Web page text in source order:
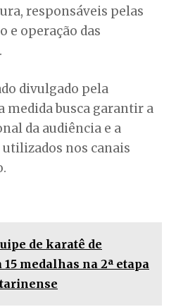
responsáveis pelas
e operação das
divulgado pela
medida busca garantir a
da audiência e a
utilizados nos canais
de karatê de
medalhas na 2ª etapa